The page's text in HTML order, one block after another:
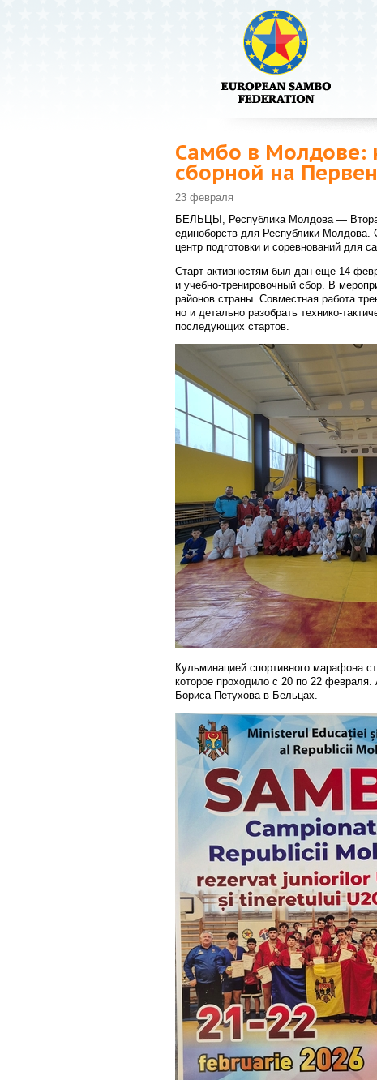
Самбо в Молдове:
сборной на
23 февраля
БЕЛЬЦЫ, Республика Молдова —
единоборств для Республики Молдова.
центр подготовки и соревнований для
Старт активностям был дан еще 14
и учебно-тренировочный сбор. В
районов страны. Совместная работа
но и детально разобрать технико-
последующих стартов.
Кульминацией спортивного марафона
которое проходило с 20 по 22
Бориса Петухова в Бельцах.